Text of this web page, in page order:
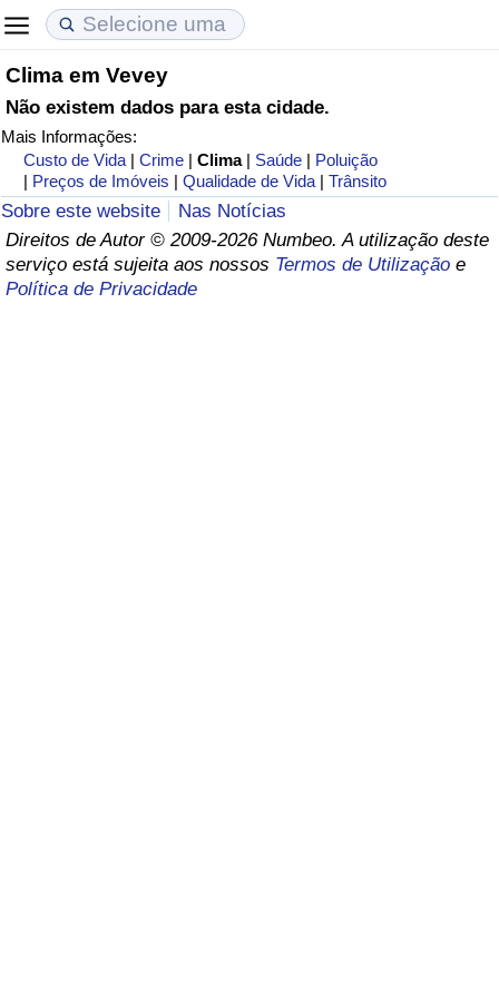
Clima em Vevey
Não existem dados para esta cidade.
Mais Informações:
Custo de Vida |Crime |Clima | Saúde | Poluição
| Preços de Imóveis |Qualidade de Vida |Trânsito
Sobre este website
Nas Notícias
Direitos de Autor © 2009-2026 Numbeo. A utilização deste
serviço está sujeita aos nossos Termos de Utilização e
Política de Privacidade
Custo de Vida
Indicador de Custo de Vida (Atual)
Indicador de Custo de Vida
Indicador de Custo de Vida Por País
Preços de Imóveis
Indicador de Preços de Imóveis (Atual)
Indicador de Preços de Imóveis
Indicador de Preços de Imóveis por País
Qualidade de Vida
Indicador de Qualidade de Vida
Indicador de Qualidade de Vida (Atual)
Índice de qualidade de vida por país